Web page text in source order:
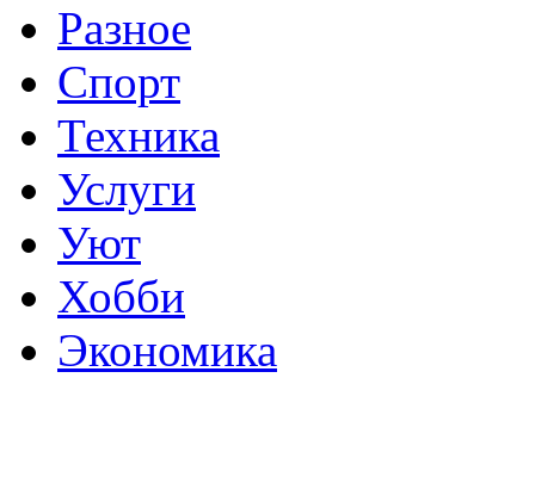
Разное
Спорт
Техника
Услуги
Уют
Хобби
Экономика